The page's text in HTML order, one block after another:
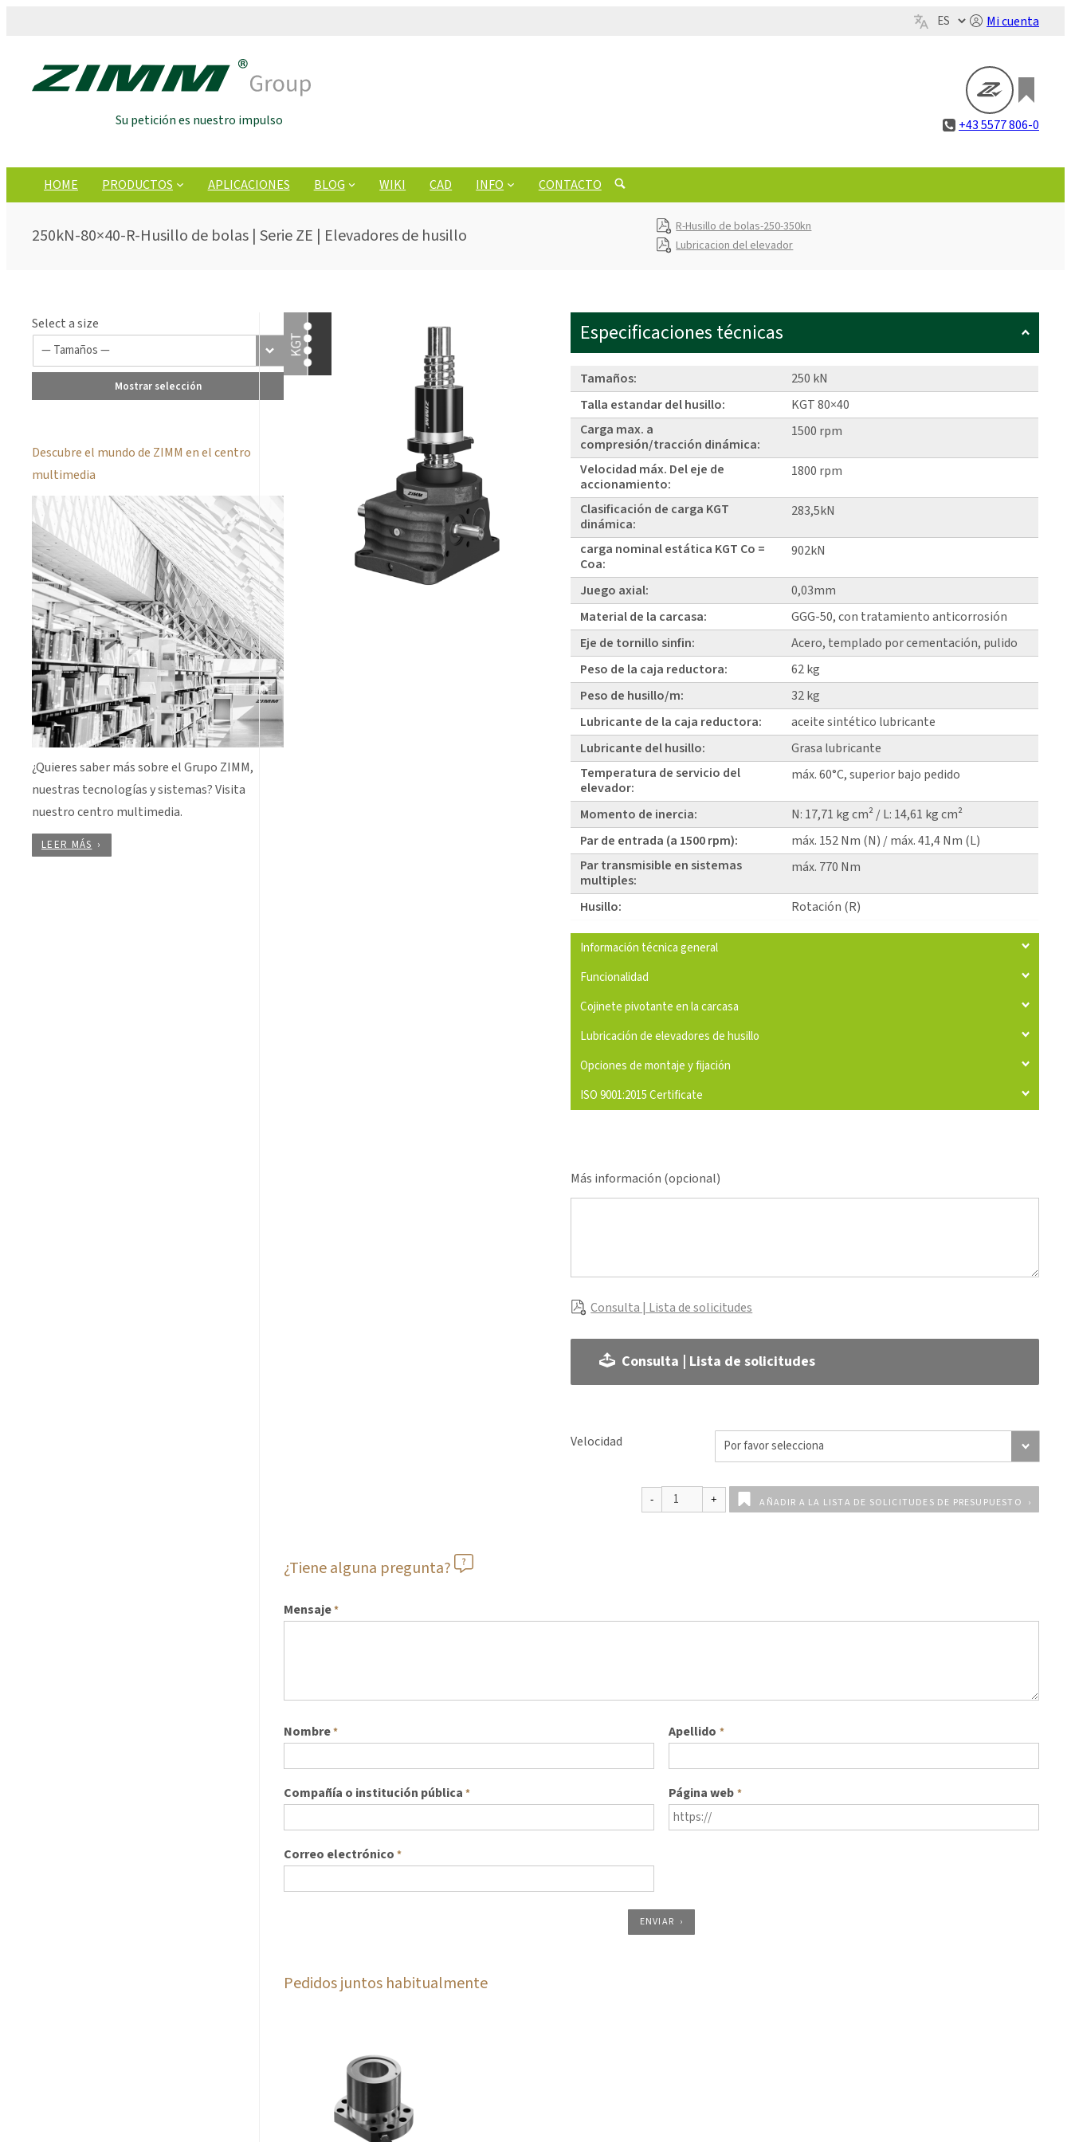
Mi cuenta
Su petición es nuestro impulso +43 5577 806-0
HOME PRODUCTOS APLICACIONES BLOG WIKI CAD INFO CONTACTO
250kN-80×40-R-Husillo de bolas | Serie ZE | Elevadores de husillo
R-Husillo de bolas-250-350kn
Lubricacion del elevador
Select a size
Mostrar selección
Descubre el mundo de ZIMM en el centro
multimedia
¿Quieres saber más sobre el Grupo ZIMM,
nuestras tecnologías y sistemas? Visita
nuestro centro multimedia.
LEER MÁS
Especificaciones técnicas
Tamaños:
250 kN
Talla estandar del husillo:
KGT 80×40
Carga max. a
compresión/tracción dinámica:
1500 rpm
Velocidad máx. Del eje de
accionamiento:
1800 rpm
Clasificación de carga KGT
dinámica:
283,5kN
carga nominal estática KGT Co =
Coa:
902kN
Juego axial:
0,03mm
Material de la carcasa:
GGG-50, con tratamiento anticorrosión
Eje de tornillo sinfin:
Acero, templado por cementación, pulido
Peso de la caja reductora:
62 kg
Peso de husillo/m:
32 kg
Lubricante de la caja reductora:
aceite sintético lubricante
Lubricante del husillo:
Grasa lubricante
Temperatura de servicio del
elevador:
máx. 60°C, superior bajo pedido
Momento de inercia:
N: 17,71 kg cm² / L: 14,61 kg cm²
Par de entrada (a 1500 rpm):
máx. 152 Nm (N) / máx. 41,4 Nm (L)
Par transmisible en sistemas
multiples:
máx. 770 Nm
Husillo: Rotación (R)
Información técnica general
Funcionalidad
Cojinete pivotante en la carcasa
Lubricación de elevadores de husillo
Opciones de montaje y fijación
ISO 9001:2015 Certificate
Más información (opcional)
Consulta | Lista de solicitudes
Consulta | Lista de solicitudes
Velocidad
AÑADIR A LA LISTA DE SOLICITUDES DE PRESUPUESTO
¿Tiene alguna pregunta?
Mensaje*
Nombre* Apellido *
Compañía o institución pública * Página web *
Correo electrónico *
ENVIAR
Pedidos juntos habitualmente